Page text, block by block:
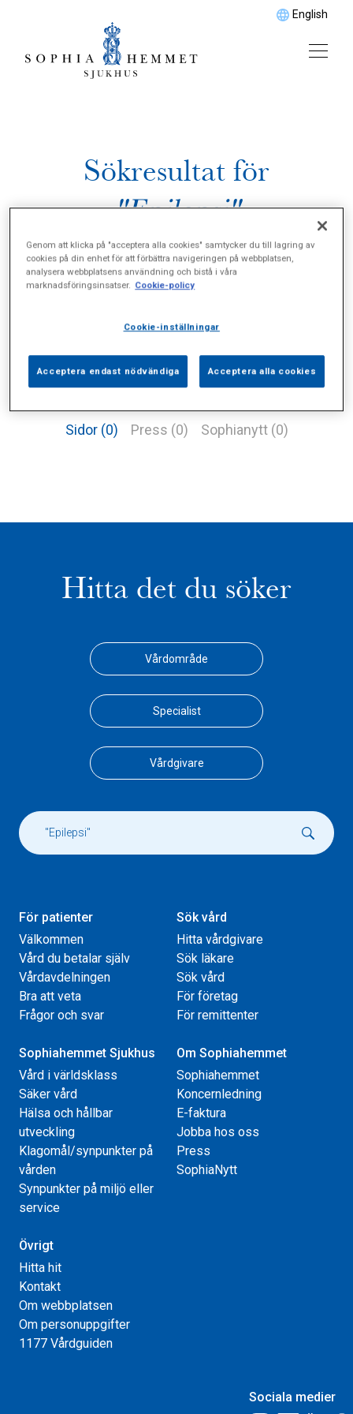
English
Sökresultat för
"Epilepsi"
Sidor (0) Press (0) Sophianytt (0)
Hitta det du söker
Vårdområde
Specialist
Vårdgivare
För patienter
Välkommen
Vård du betalar själv
Vårdavdelningen
Bra att veta
Frågor och svar
Sök vård
Hitta vårdgivare
Sök läkare
Sök vård
För företag
För remittenter
Sophiahemmet Sjukhus
Vård i världsklass
Säker vård
Hälsa och hållbar
utveckling
Klagomål/synpunkter på
vården
Synpunkter på miljö eller
service
Om Sophiahemmet
Sophiahemmet
Koncernledning
E-faktura
Jobba hos oss
Press
SophiaNytt
Övrigt
Hitta hit
Kontakt
Om webbplatsen
Om personuppgifter
1177 Vårdguiden
Sociala medier
Genom att klicka på "acceptera alla cookies" samtycker du till lagring av
cookies på din enhet för att förbättra navigeringen på webbplatsen,
analysera webbplatsens användning och bistå i våra
marknadsföringsinsatser. Cookie-policy
Cookie-inställningar
Acceptera endast nödvändiga Acceptera alla cookies